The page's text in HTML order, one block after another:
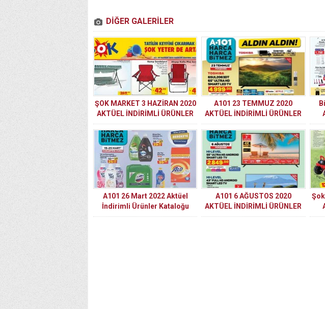
DİĞER GALERİLER
ŞOK MARKET 3 HAZİRAN 2020
AKTÜEL İNDİRİMLİ ÜRÜNLER
KATALOĞU
A101 23 TEMMUZ 2020
AKTÜEL İNDİRİMLİ ÜRÜNLER
KATALOGU
A101 26 Mart 2022 Aktüel
İndirimli Ürünler Kataloğu
A101 6 AĞUSTOS 2020
AKTÜEL İNDİRİMLİ ÜRÜNLER
KATALOĞU